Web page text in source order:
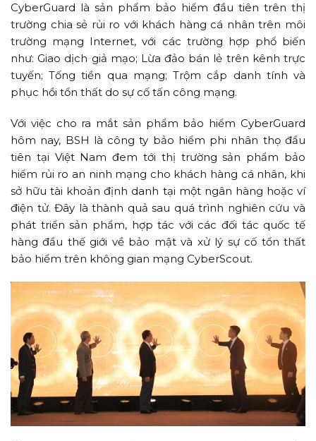
CyberGuard là sản phẩm bảo hiểm đầu tiên trên thị
trường chia sẻ rủi ro với khách hàng cá nhân trên môi
trường mạng Internet, với các trường hợp phổ biến
như: Giao dịch giả mạo; Lừa đảo bán lẻ trên kênh trực
tuyến; Tống tiền qua mạng; Trộm cắp danh tính và
phục hồi tổn thất do sự cố tấn công mạng.
Với việc cho ra mắt sản phẩm bảo hiểm CyberGuard
hôm nay, BSH là công ty bảo hiểm phi nhân thọ đầu
tiên tại Việt Nam đem tới thị trường sản phẩm bảo
hiểm rủi ro an ninh mạng cho khách hàng cá nhân, khi
sở hữu tài khoản định danh tại một ngân hàng hoặc ví
điện tử. Đây là thành quả sau quá trình nghiên cứu và
phát triển sản phẩm, hợp tác với các đối tác quốc tế
hàng đầu thế giới về bảo mật và xử lý sự cố tổn thất
bảo hiểm trên không gian mạng CyberScout.